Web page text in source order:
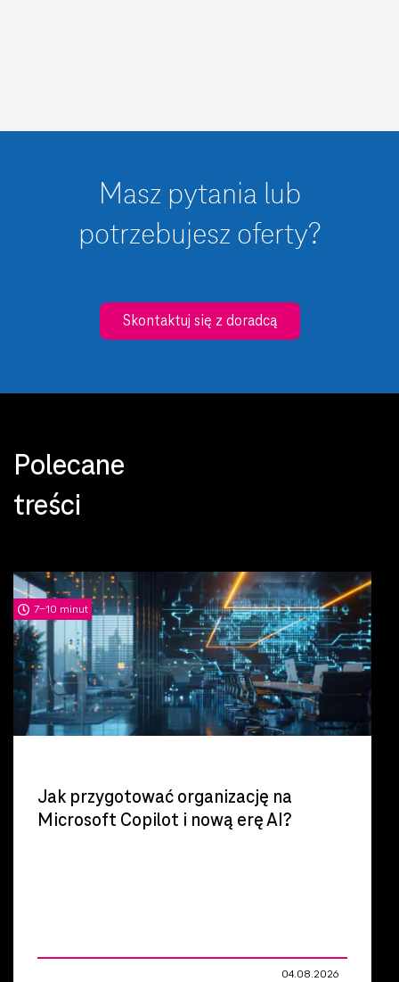
Masz pytania lub
potrzebujesz oferty?
Skontaktuj się z doradcą
Polecane
treści
7-10 minut
Jak przygotować organizację na
Microsoft Copilot i nową erę AI?
04.08.2026